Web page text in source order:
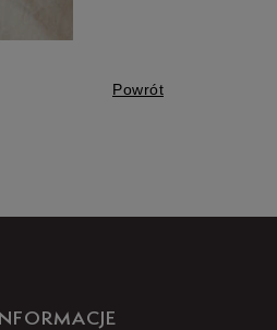
Powrót
INFORMACJE